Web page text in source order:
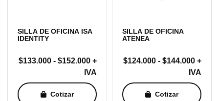
SILLA DE OFICINA ISA
IDENTITY
$133.000 - $152.000Rango
de
precios:
desde
+
IVA
Cotizar
SILLA DE OFICINA
ATENEA
$124.000 - $144.000Rango
de
desde
+
IVA
Cotizar